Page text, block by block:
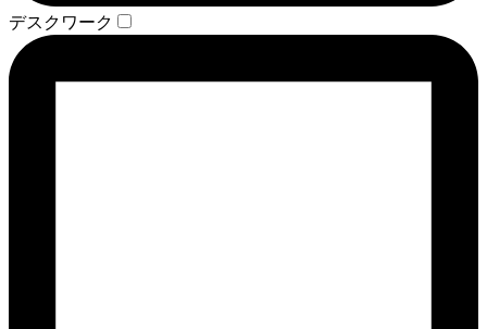
デスクワーク